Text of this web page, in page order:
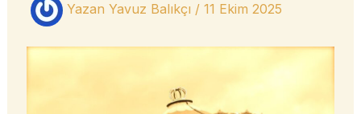
Yazan Yavuz Balıkçı / 11 Ekim 2025